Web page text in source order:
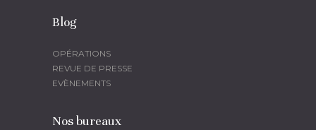
Blog
OPÉRATIONS
REVUE DE PRESSE
EVÈNEMENTS
Nos bureaux